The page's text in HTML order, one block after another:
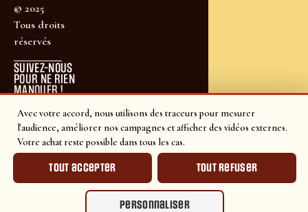
Avec votre accord, nous utilisons des traceurs pour mesurer
l'audience, améliorer nos campagnes et afficher des vidéos externes.
Votre achat reste possible dans tous les cas.
Tout accepter Tout refuser
Personnaliser
© 2025
Tous droits
réservés
SUIVEZ-NOUS
POUR NE RIEN
MANQUER !